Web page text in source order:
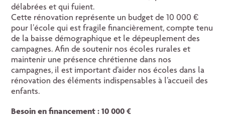
délabrées et qui fuient.
Cette rénovation représente un budget de 10 000 €
pour l’école qui est fragile financièrement, compte tenu
de la baisse démographique et le dépeuplement des
campagnes. Afin de soutenir nos écoles rurales et
maintenir une présence chrétienne dans nos
campagnes, il est important d’aider nos écoles dans la
rénovation des éléments indispensables à l’accueil des
enfants.
Besoin en financement : 10 000 €